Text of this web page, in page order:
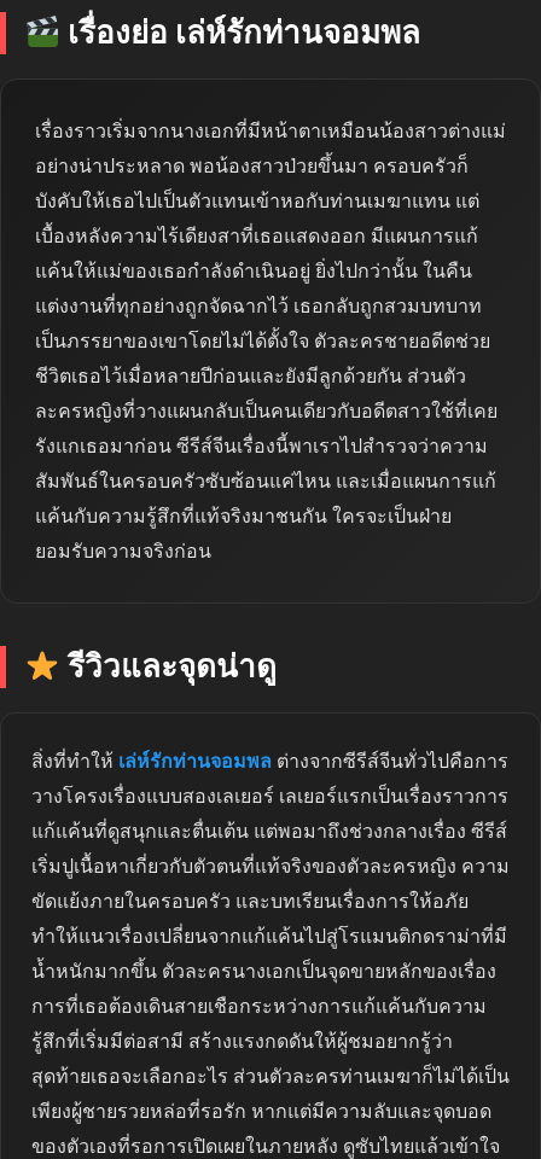
เรื่องย่อ เล่ห์รักท่านจอมพล
เรื่องราวเริ่มจากนางเอกที่มีหน้าตาเหมือนน้องสาวต่างแม่
อย่างน่าประหลาด พอน้องสาวป่วยขึ้นมา ครอบครัวก็
บังคับให้เธอไปเป็นตัวแทนเข้าหอกับท่านเมฆาแทน แต่
เบื้องหลังความไร้เดียงสาที่เธอแสดงออก มีแผนการแก้
แค้นให้แม่ของเธอกำลังดำเนินอยู่ ยิ่งไปกว่านั้น ในคืน
แต่งงานที่ทุกอย่างถูกจัดฉากไว้ เธอกลับถูกสวมบทบาท
เป็นภรรยาของเขาโดยไม่ได้ตั้งใจ ตัวละครชายอดีตช่วย
ชีวิตเธอไว้เมื่อหลายปีก่อนและยังมีลูกด้วยกัน ส่วนตัว
ละครหญิงที่วางแผนกลับเป็นคนเดียวกับอดีตสาวใช้ที่เคย
รังแกเธอมาก่อน ซีรีส์จีนเรื่องนี้พาเราไปสำรวจว่าความ
สัมพันธ์ในครอบครัวซับซ้อนแค่ไหน และเมื่อแผนการแก้
แค้นกับความรู้สึกที่แท้จริงมาชนกัน ใครจะเป็นฝ่าย
ยอมรับความจริงก่อน
รีวิวและจุดน่าดู
สิ่งที่ทำให้ เล่ห์รักท่านจอมพล ต่างจากซีรีส์จีนทั่วไปคือการ
วางโครงเรื่องแบบสองเลเยอร์ เลเยอร์แรกเป็นเรื่องราวการ
แก้แค้นที่ดูสนุกและตื่นเต้น แต่พอมาถึงช่วงกลางเรื่อง ซีรีส์
เริ่มปูเนื้อหาเกี่ยวกับตัวตนที่แท้จริงของตัวละครหญิง ความ
ขัดแย้งภายในครอบครัว และบทเรียนเรื่องการให้อภัย
ทำให้แนวเรื่องเปลี่ยนจากแก้แค้นไปสู่โรแมนติกดราม่าที่มี
น้ำหนักมากขึ้น ตัวละครนางเอกเป็นจุดขายหลักของเรื่อง
การที่เธอต้องเดินสายเชือกระหว่างการแก้แค้นกับความ
รู้สึกที่เริ่มมีต่อสามี สร้างแรงกดดันให้ผู้ชมอยากรู้ว่า
สุดท้ายเธอจะเลือกอะไร ส่วนตัวละครท่านเมฆาก็ไม่ได้เป็น
เพียงผู้ชายรวยหล่อที่รอรัก หากแต่มีความลับและจุดบอด
ของตัวเองที่รอการเปิดเผยในภายหลัง ดูซับไทยแล้วเข้าใจ